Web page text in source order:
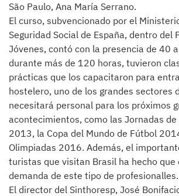
São Paulo, Ana María Serrano.
El curso, subvencionado por el
Seguridad Social de España, dentro del
Jóvenes, contó con la presencia de 40
durante más de 120 horas, tuvieron
prácticas que los capacitaron para
hostelero, uno de los grandes sectores
necesitará personal para los próximos
acontecimientos, como las Jornadas
2013, la Copa del Mundo de Fútbol
Olimpiadas 2016. Además, el
turistas que visitan Brasil ha hecho que
demanda de este tipo de profesionalles.
El director del Sinthoresp, José